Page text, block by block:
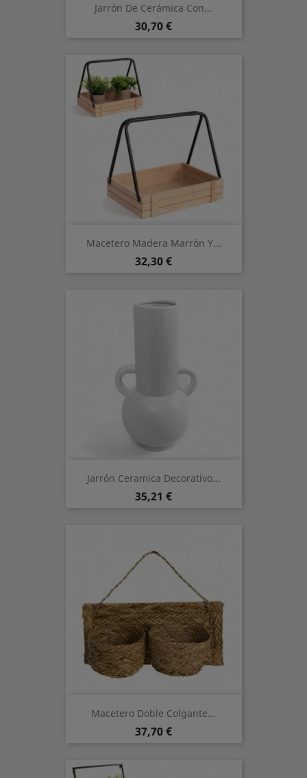
Jarrón De Cerámica Con...
Preis
30,70 €
Macetero Madera Marrón Y...
Preis
32,30 €
Jarrón Ceramica Decorativo...
Preis
35,21 €
Macetero Doble Colgante...
Preis
37,70 €